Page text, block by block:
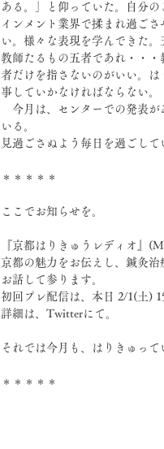
ある。」と仰っていた。自分
インメント業界で揉まれ過ご
い。様々な表現を学んできた
教師たるもの五者であれ・・
者だけを指さないのがいい。
事していかなければならない。
今月は、センターでの発表が
いる。
見過ごさぬよう毎日を過ごして
＊＊＊＊＊
ここでお知らせを。
『京都はりきゅうレディオ』
京都の魅力をお伝えし、鍼灸
お話して参ります。
初回プレ配信は、本日 2/1(土)
詳細は、Twitterにて。
それでは今月も、はりきゅっ
＊＊＊＊＊